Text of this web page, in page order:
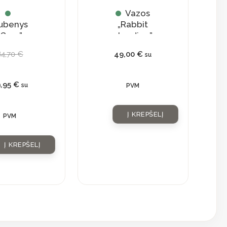
„Grey”
€
€ su
PVM
Į KREPŠELĮ
Vazos
„Rabbit
standing”
49,00€ su
PVM
Į KREPŠELĮ